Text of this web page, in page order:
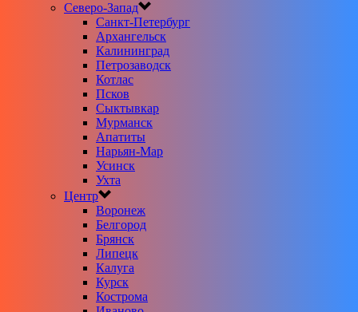
Северо-Запад
Санкт-Петербург
Архангельск
Калининград
Петрозаводск
Котлас
Псков
Сыктывкар
Мурманск
Апатиты
Нарьян-Мар
Усинск
Ухта
Центр
Воронеж
Белгород
Брянск
Липецк
Калуга
Курск
Кострома